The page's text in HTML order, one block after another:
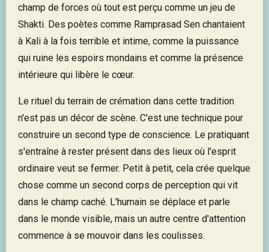
champ de forces où tout est perçu comme un jeu de
Shakti. Des poètes comme Ramprasad Sen chantaient
à Kali à la fois terrible et intime, comme la puissance
qui ruine les espoirs mondains et comme la présence
intérieure qui libère le cœur.
Le rituel du terrain de crémation dans cette tradition
n'est pas un décor de scène. C'est une technique pour
construire un second type de conscience. Le pratiquant
s'entraîne à rester présent dans des lieux où l'esprit
ordinaire veut se fermer. Petit à petit, cela crée quelque
chose comme un second corps de perception qui vit
dans le champ caché. L'humain se déplace et parle
dans le monde visible, mais un autre centre d'attention
commence à se mouvoir dans les coulisses.